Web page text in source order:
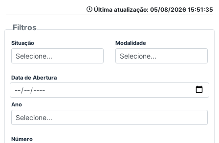
Última atualização: 05/08/2026 15:51:35
Filtros
Situação Modalidade
Data de Abertura
Ano
Número